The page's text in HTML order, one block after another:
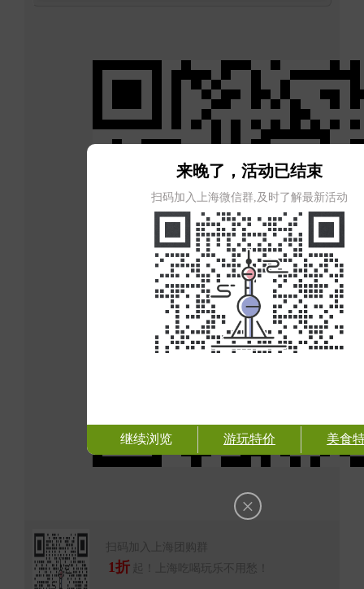
扫码加入上海团购群
1折 起！上海吃喝玩乐不用愁！
×
来晚了，活动已结束
扫码加入上海微信群,及时了解最新活动
继续浏览 游玩特价 美食